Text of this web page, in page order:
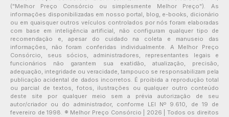
("Melhor Preço Consórcio ou simplesmente Melhor Preço"). As
informações disponibilizadas em nosso portal, blog, e-books, dicionário
ou em quaisquer outros veículos controlados por nós foram elaboradas
com base em inteligência artificial, não configuram qualquer tipo de
recomendação e, apesar do cuidado na coleta e manuseio das
informações, não foram conferidas individualmente. A Melhor Preço
Consórcio, seus sócios, administradores, representantes legais e
funcionários não garantem sua exatidão, atualização, precisão,
adequação, integridade ou veracidade, tampouco se responsabilizam pela
publicação acidental de dados incorretos. É proibida a reprodução total
ou parcial de textos, fotos, ilustrações ou qualquer outro conteúdo
deste site por qualquer meio sem a prévia autorização de seu
autor/criador ou do administrador, conforme LEI Nº 9.610, de 19 de
fevereiro de 1998. ® Melhor Preço Consórcio | 2026 | Todos os direitos